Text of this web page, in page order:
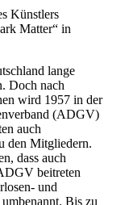
lange
Doch nach
wird 1957 in der
(ADGV)
auch
den Mitgliedern.
dass auch
beitreten
und
Bis zu